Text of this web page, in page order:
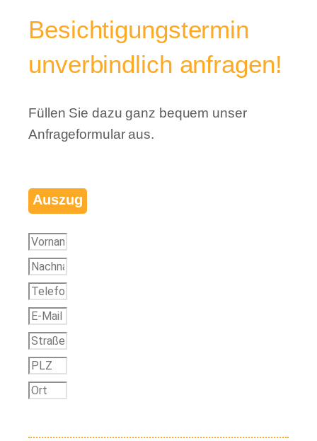
Besichtigungstermin
unverbindlich anfragen!
Füllen Sie dazu ganz bequem unser
Anfrageformular aus.
Auszug